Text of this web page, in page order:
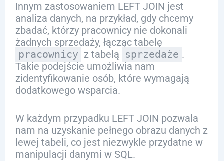
Innym zastosowaniem LEFT JOIN jest
analiza danych, na przykład, gdy chcemy
zbadać, którzy pracownicy nie dokonali
żadnych sprzedaży, łącząc tabelę
pracownicy z tabelą sprzedaże .
Takie podejście umożliwia nam
zidentyfikowanie osób, które wymagają
dodatkowego wsparcia.
W każdym przypadku LEFT JOIN pozwala
nam na uzyskanie pełnego obrazu danych z
lewej tabeli, co jest niezwykle przydatne w
manipulacji danymi w SQL.